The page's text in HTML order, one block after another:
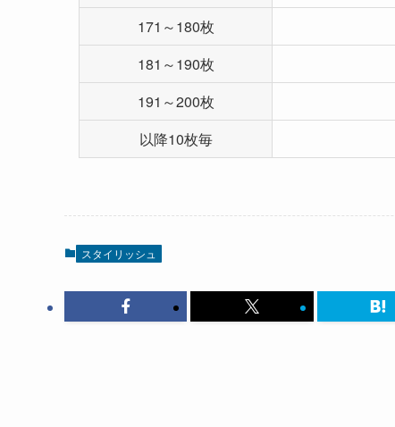
171～180枚
181～190枚
191～200枚
以降10枚毎
スタイリッシュ